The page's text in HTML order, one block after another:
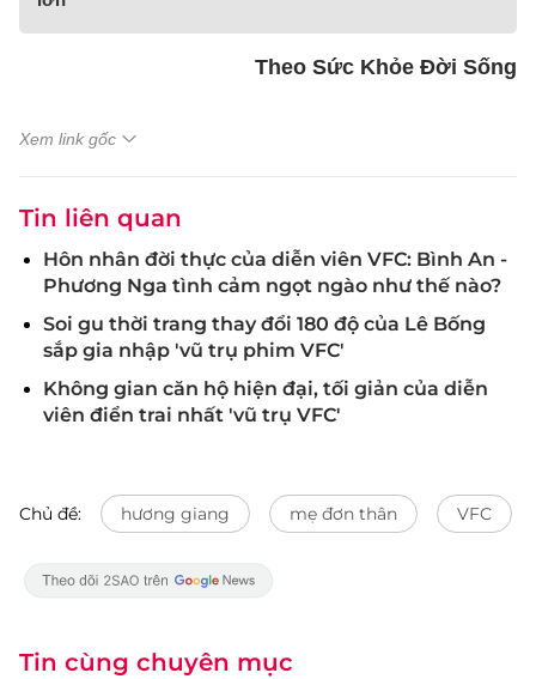
Theo Sức Khỏe Đời Sống
Xem link gốc
Tin liên quan
Hôn nhân đời thực của diễn viên VFC: Bình An -
Phương Nga tình cảm ngọt ngào như thế nào?
Soi gu thời trang thay đổi 180 độ của Lê Bống
sắp gia nhập 'vũ trụ phim VFC'
Không gian căn hộ hiện đại, tối giản của diễn
viên điển trai nhất 'vũ trụ VFC'
Chủ đề: hương giang mẹ đơn thân VFC
Tin cùng chuyên mục